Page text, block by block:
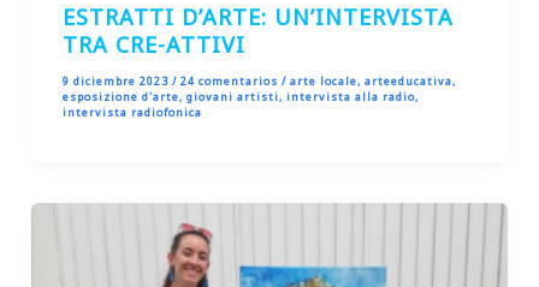
ESTRATTI D’ARTE: UN’INTERVISTA
TRA CRE-ATTIVI
9 diciembre 2023 / 24 comentarios / arte locale, arteeducativa,
esposizione d'arte, giovani artisti, intervista alla radio,
intervista radiofonica